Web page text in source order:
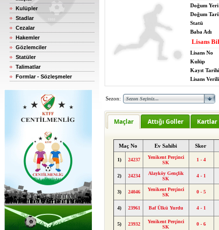
Kulüpler
Stadlar
Cezalar
Hakemler
Gözlemciler
Statüler
Talimatlar
Formlar - Sözleşmeler
Doğum Yeri
Doğum
Statü
Baba Adı
Lisans
Lisans No
Kulüp
Kayıt Tarihi
Lisans
Sezon:
Maçlar Attığı Goller Kartlar
Maç No Ev Sahibi Skor
1) 24237
Yenikent Perçinci
SK
1 - 4
2) 24234
Alayköy Gençlik
SK
4 - 1
3) 24046
Yenikent Perçinci
SK
0 - 5
4) 23961 Baf Ülkü Yurdu 4 - 1
5) 23932
Yenikent Perçinci
SK
0 - 6